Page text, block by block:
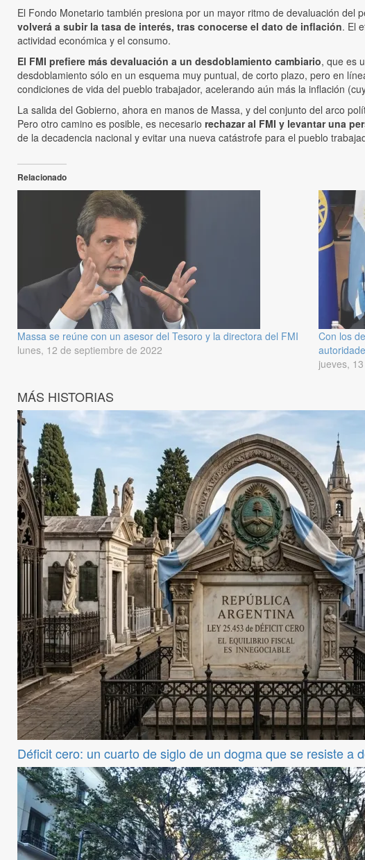
El Fondo Monetario también presiona por un mayor ritmo de devaluación del
volverá a subir la tasa de interés, tras conocerse el dato de inflación. El
actividad económica y el consumo.
El FMI prefiere más devaluación a un desdoblamiento cambiario, que es
desdoblamiento sólo en un esquema muy puntual, de corto plazo, pero en
condiciones de vida del pueblo trabajador, acelerando aún más la inflación
La salida del Gobierno, ahora en manos de Massa, y del conjunto del arco
Pero otro camino es posible, es necesario rechazar al FMI y levantar una
de la decadencia nacional y evitar una nueva catástrofe para el pueblo
Relacionado
Massa se reúne con un asesor del Tesoro y la directora del FMI
lunes, 12 de septiembre de 2022
Con los
jueves,
MÁS HISTORIAS
Déficit cero: un cuarto de siglo de un dogma que se resiste a